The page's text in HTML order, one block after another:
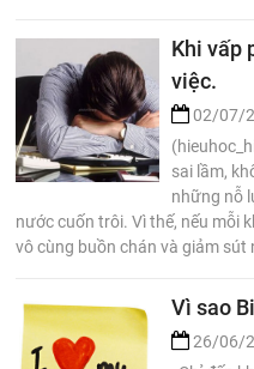
Khi vấp
việc.
02/07/
sai lầm,
những nỗ
nước cuốn trôi. Vì thế, nếu mỗi
vô cùng buồn chán và giảm sút
Vì sao
26/06/